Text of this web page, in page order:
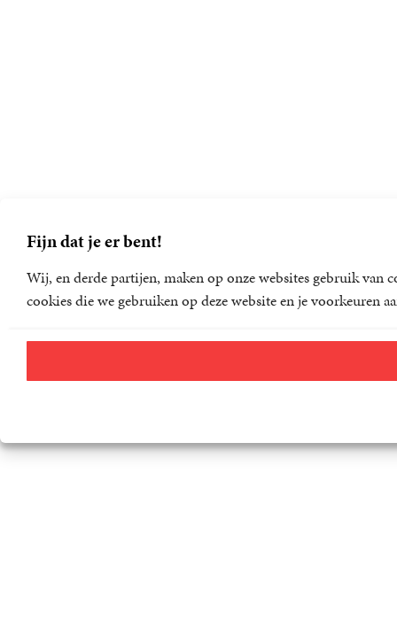
Fijn dat je er bent!
Wij, en derde partijen, maken op onze websites gebruik van
cookies die we gebruiken op deze website en je voorkeuren